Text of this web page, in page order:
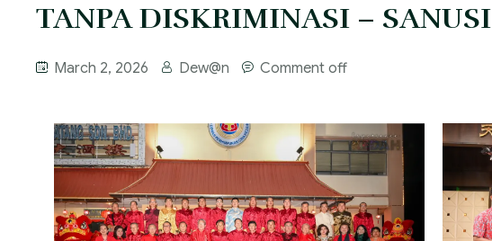
TANPA DISKRIMINASI – SANUSI ‎
March 2, 2026 Dew@n Comment off